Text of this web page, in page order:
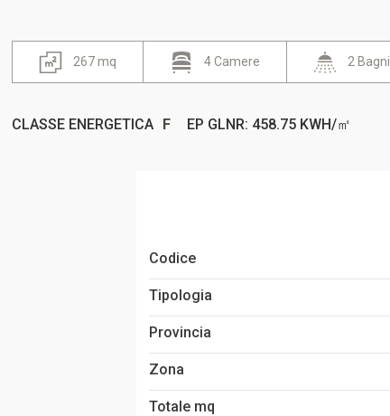
267 mq 4 Camere 2 Bagni
CLASSE ENERGETICA F EP GLNR: 458.75 KWH/㎡
Codice
Tipologia
Provincia
Zona
Totale mq